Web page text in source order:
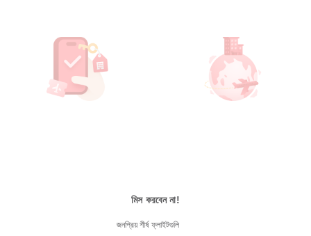
মিস করবেন না!
জনপ্রিয় শীর্ষ ফ্লাইটগুলি